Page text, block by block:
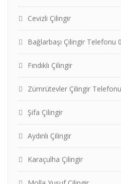
Cevizli Çilingir
Bağlarbaşı Çilingir Telefonu
Fındıklı Çilingir
Zümrütevler Çilingir
Şifa Çilingir
Aydınlı Çilingir
Karaçulha Çilingir